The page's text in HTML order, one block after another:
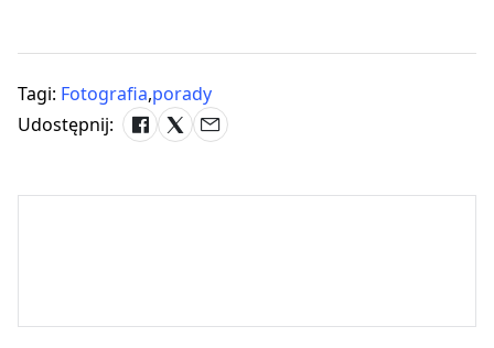
Tagi: Fotografia,porady
Udostępnij: